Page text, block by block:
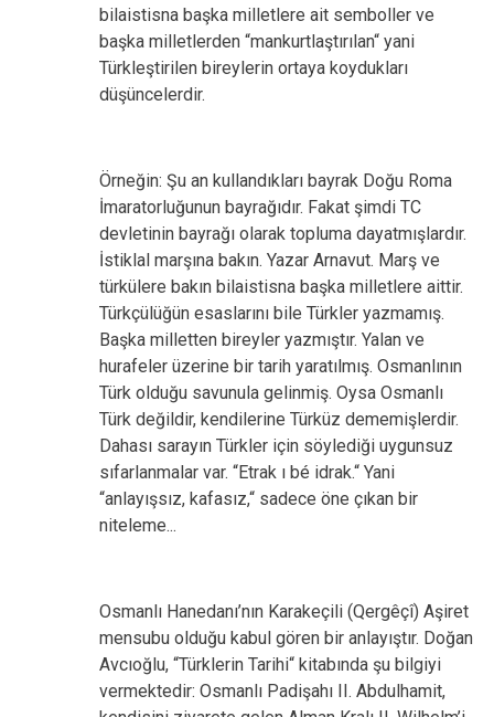
bilaistisna başka milletlere ait semboller ve
başka milletlerden “mankurtlaştırılan“ yani
Türkleştirilen bireylerin ortaya koydukları
düşüncelerdir.
Örneğin: Şu an kullandıkları bayrak Doğu Roma
İmaratorluğunun bayrağıdır. Fakat şimdi TC
devletinin bayrağı olarak topluma dayatmışlardır.
İstiklal marşına bakın. Yazar Arnavut. Marş ve
türkülere bakın bilaistisna başka milletlere aittir.
Türkçülüğün esaslarını bile Türkler yazmamış.
Başka milletten bireyler yazmıştır. Yalan ve
hurafeler üzerine bir tarih yaratılmış. Osmanlının
Türk olduğu savunula gelinmiş. Oysa Osmanlı
Türk değildir, kendilerine Türküz dememişlerdir.
Dahası sarayın Türkler için söylediği uygunsuz
sıfarlanmalar var. “Etrak ı bé idrak.“ Yani
“anlayışsız, kafasız,“ sadece öne çıkan bir
niteleme...
Osmanlı Hanedanı’nın Karakeçili (Qergêçî) Aşiret
mensubu olduğu kabul gören bir anlayıştır. Doğan
Avcıoğlu, “Türklerin Tarihi“ kitabında şu bilgiyi
vermektedir: Osmanlı Padişahı II. Abdulhamit,